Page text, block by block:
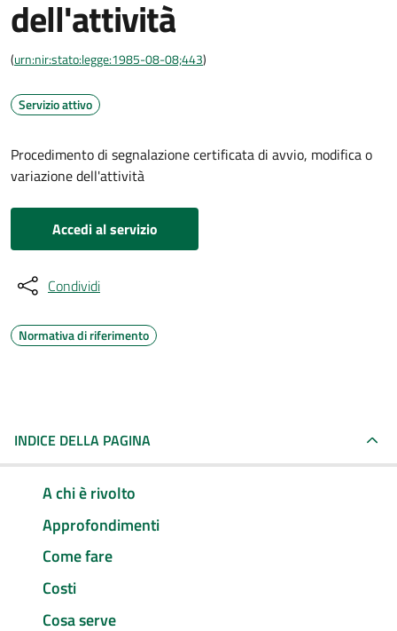
dell'attività
(urn:nir:stato:legge:1985-08-08;443)
Servizio attivo
Procedimento di segnalazione certificata di avvio, modifica o
variazione dell'attività
Accedi al servizio
Condividi
Normativa di riferimento
INDICE DELLA PAGINA
A chi è rivolto
Approfondimenti
Come fare
Costi
Cosa serve